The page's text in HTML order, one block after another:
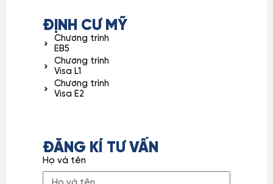
ĐỊNH CƯ MỸ
Chương trình
EB5
Chương trình
Visa L1
Chương trình
Visa E2
ĐĂNG KÍ TƯ VẤN
Họ và tên